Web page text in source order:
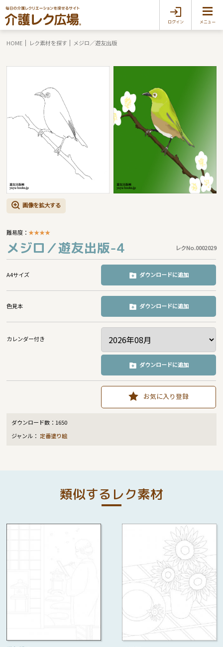
ログイン メニュー
HOME レク素材を探す メジロ／遊友出版
画像を拡大する
難易度：★★★★
メジロ／遊友出版-4 レクNo.0002029
A4サイズ ダウンロードに追加
色見本 ダウンロードに追加
カレンダー付き
ダウンロードに追加
お気に入り登録
ダウンロード数： 1650
ジャンル： 定番塗り絵
類似するレク素材